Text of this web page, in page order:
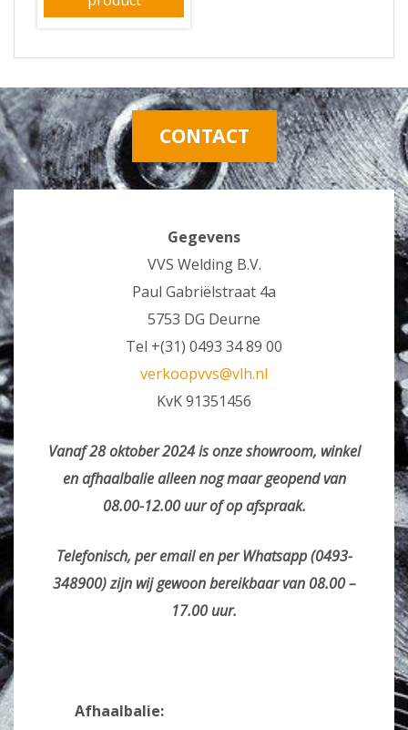
CONTACT
Gegevens
VVS Welding B.V.
Paul Gabriëlstraat 4a
5753 DG Deurne
Tel +(31) 0493 34 89 00
verkoopvvs@vlh.nl
KvK 91351456
Vanaf 28 oktober 2024 is onze showroom, winkel
en afhaalbalie alleen nog maar geopend van
08.00-12.00 uur of op afspraak.
Telefonisch, per email en per Whatsapp (0493-
348900) zijn wij gewoon bereikbaar van 08.00 –
17.00 uur.
Afhaalbalie: